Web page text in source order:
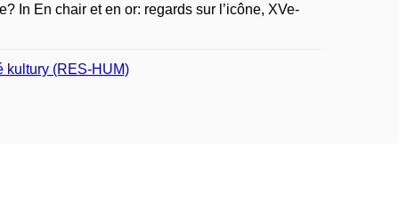
In En chair et en or: regards sur l’icône, XVe-
kultury (RES-HUM)